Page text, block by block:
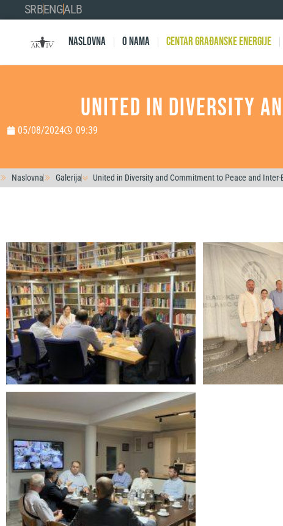
SRBENGALB
Naslovna O nama Centar Građanske Energije
United in Diversity
05/08/2024 09:39
Naslovna Galerija United in Diversity and Commitment to Peace and